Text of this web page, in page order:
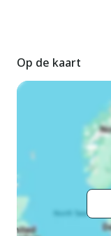
Op de kaart